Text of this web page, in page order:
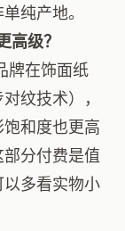
纯产地。
高级？
牌在饰面纸
纹技术），
和度也更高
分付费是值
多看实物小